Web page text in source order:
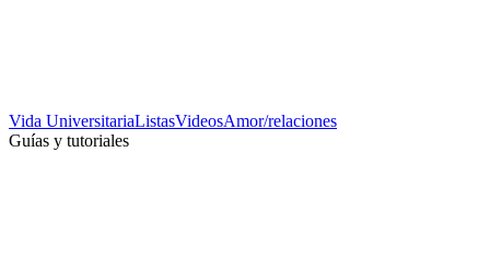
Vida UniversitariaListasVideosAmor/relaciones
Guías y tutoriales